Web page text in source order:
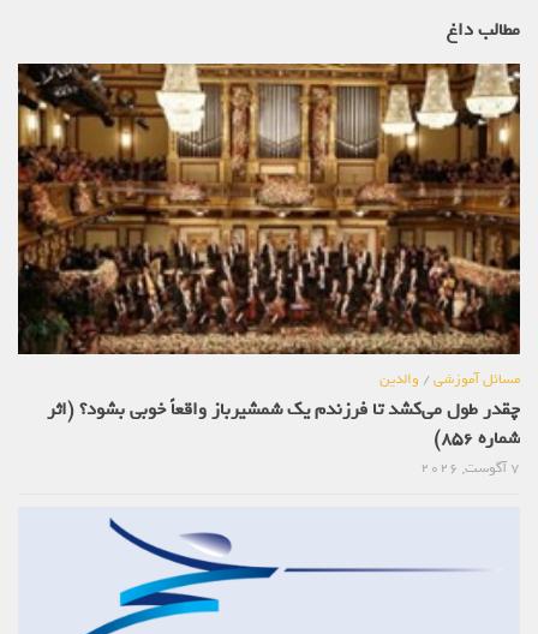
مطالب داغ
مسائل آموزشی/ والدین
چقدر طول می‌کشد تا فرزندم یک شمشیرباز واقعاً خوبی بشود؟ (اثر
شماره 856)
7 آگوست, 2026